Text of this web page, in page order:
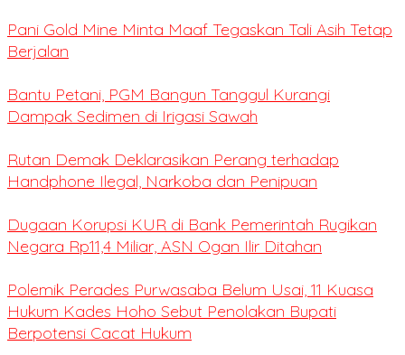
Pani Gold Mine Minta Maaf Tegaskan Tali Asih Tetap
Berjalan
Bantu Petani, PGM Bangun Tanggul Kurangi
Dampak Sedimen di Irigasi Sawah
Rutan Demak Deklarasikan Perang terhadap
Handphone Ilegal, Narkoba dan Penipuan
Dugaan Korupsi KUR di Bank Pemerintah Rugikan
Negara Rp11,4 Miliar, ASN Ogan Ilir Ditahan
Polemik Perades Purwasaba Belum Usai, 11 Kuasa
Hukum Kades Hoho Sebut Penolakan Bupati
Berpotensi Cacat Hukum